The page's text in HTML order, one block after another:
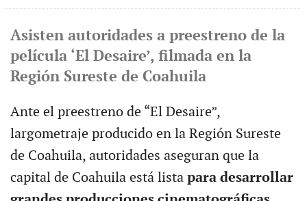
Asisten autoridades a preestreno de la
película ‘El Desaire’, filmada en la
Región Sureste de Coahuila
Ante el preestreno de “El Desaire”,
largometraje producido en la Región Sureste
de Coahuila, autoridades aseguran que la
capital de Coahuila está lista para desarrollar